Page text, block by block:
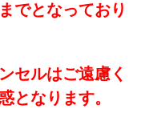
でとなっており
セルはご遠慮く
となります。